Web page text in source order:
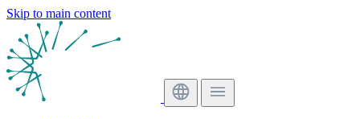
Skip to main content